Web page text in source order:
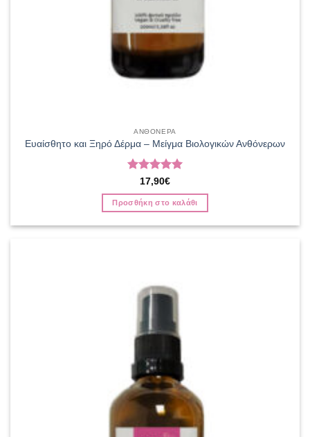
ΑΝΘΟΝΕΡΑ
Ευαίσθητο και Ξηρό Δέρμα – Μείγμα Βιολογικών Ανθόνερων
Βαθμολογήθηκε
με5από 5
17,90€
Προσθήκη στο καλάθι